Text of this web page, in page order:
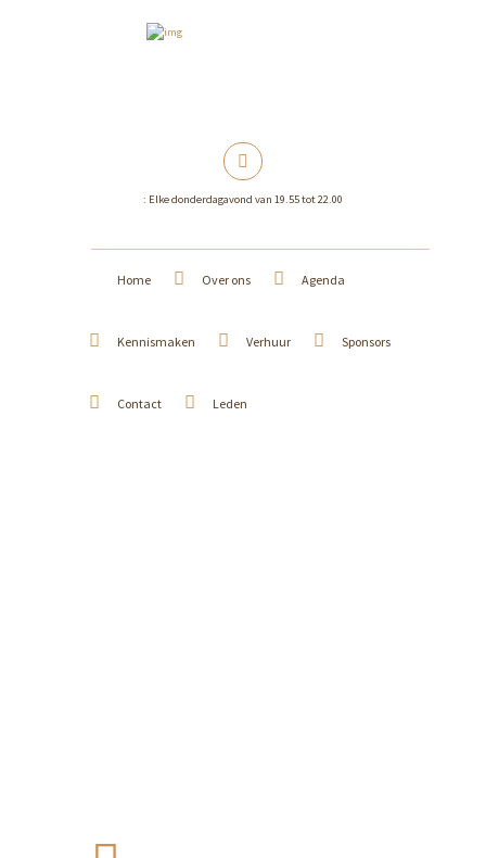
: Elke donderdagavond van 19.55 tot 22.00
Home Over ons Agenda
Kennismaken Verhuur Sponsors
Contact Leden